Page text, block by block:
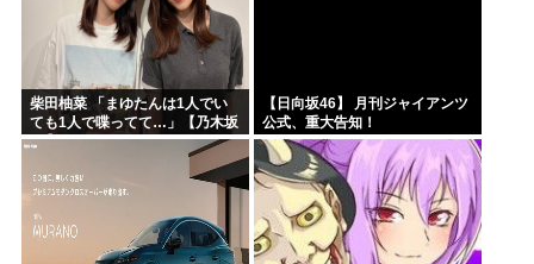
柴田柚菜 「まゆたんは1人でい
ても1人で喋ってて…」【乃木坂
46】
【日向坂46】 月刊ジャイアンツ
公式、重大告知！